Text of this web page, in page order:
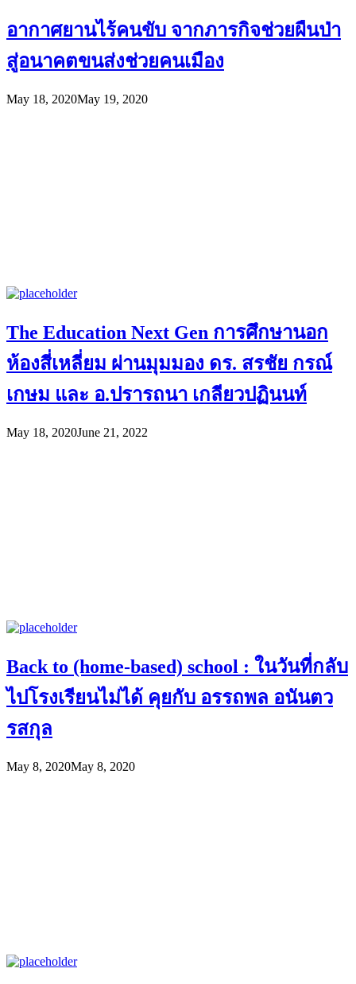
อากาศยานไร้คนขับ จากภารกิจช่วยผืนป่า
สู่อนาคตขนส่งช่วยคนเมือง
May 18, 2020May 19, 2020
The Education Next Gen การศึกษานอก
ห้องสี่เหลี่ยม ผ่านมุมมอง ดร. สรชัย กรณ์
เกษม และ อ.ปรารถนา เกลียวปฏินนท์
May 18, 2020June 21, 2022
Back to (home-based) school : ในวันที่กลับ
ไปโรงเรียนไม่ได้ คุยกับ อรรถพล อนันตว
รสกุล
May 8, 2020May 8, 2020